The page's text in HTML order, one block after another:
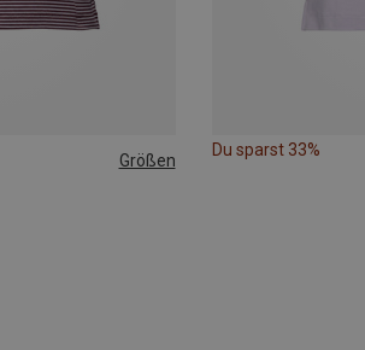
Größen
Du sparst 33%